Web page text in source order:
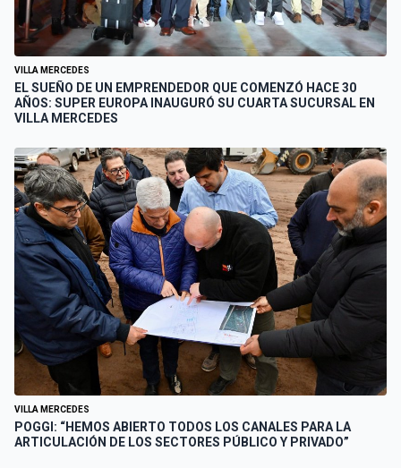
VILLA MERCEDES
EL SUEÑO DE UN EMPRENDEDOR QUE COMENZÓ HACE 30
AÑOS: SUPER EUROPA INAUGURÓ SU CUARTA SUCURSAL EN
VILLA MERCEDES
VILLA MERCEDES
POGGI: “HEMOS ABIERTO TODOS LOS CANALES PARA LA
ARTICULACIÓN DE LOS SECTORES PÚBLICO Y PRIVADO”